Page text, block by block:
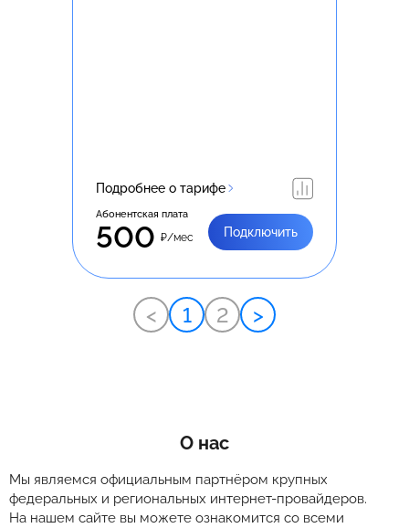
Подробнее о тарифе
Абонентская плата
500 ₽/мес Подключить
< 1 2 >
О нас
Мы являемся официальным партнёром крупных
федеральных и региональных интернет-провайдеров.
На нашем сайте вы можете ознакомится со всеми